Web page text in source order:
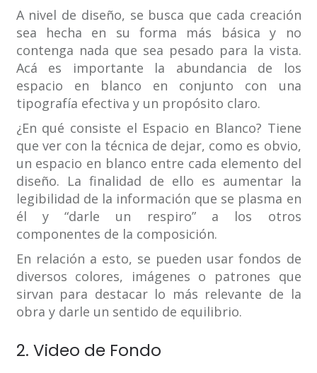
A nivel de diseño, se busca que cada creación
sea hecha en su forma más básica y no
contenga nada que sea pesado para la vista.
Acá es importante la abundancia de los
espacio en blanco en conjunto con una
tipografía efectiva y un propósito claro.
¿En qué consiste el Espacio en Blanco? Tiene
que ver con la técnica de dejar, como es obvio,
un espacio en blanco entre cada elemento del
diseño. La finalidad de ello es aumentar la
legibilidad de la información que se plasma en
él y “darle un respiro” a los otros
componentes de la composición.
En relación a esto, se pueden usar fondos de
diversos colores, imágenes o patrones que
sirvan para destacar lo más relevante de la
obra y darle un sentido de equilibrio.
2. Video de Fondo